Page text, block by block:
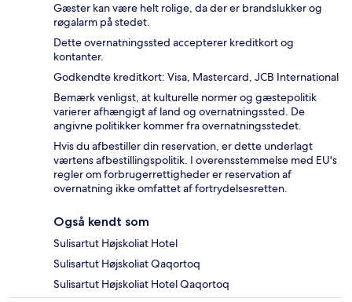
Gæster kan være helt rolige, da der er brandslukker og
røgalarm på stedet.
Dette overnatningssted accepterer kreditkort og
kontanter.
Godkendte kreditkort: Visa, Mastercard, JCB International
Bemærk venligst, at kulturelle normer og gæstepolitik
varierer afhængigt af land og overnatningssted. De
angivne politikker kommer fra overnatningsstedet.
Hvis du afbestiller din reservation, er dette underlagt
værtens afbestillingspolitik. I overensstemmelse med EU's
regler om forbrugerrettigheder er reservation af
overnatning ikke omfattet af fortrydelsesretten.
Også kendt som
Sulisartut Højskoliat Hotel
Sulisartut Højskoliat Qaqortoq
Sulisartut Højskoliat Hotel Qaqortoq